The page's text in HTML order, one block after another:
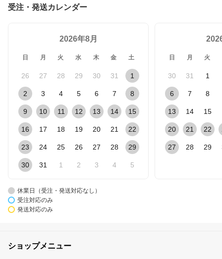
張り 靴 ソール リペア
受注・発送カレンダー
2026年8月
日 月 火 水 木 金 土
26 27 28 29 30 31 1
2 3 4 5 6 7 8
9 10 11 12 13 14 15
16 17 18 19 20 21 22
23 24 25 26 27 28 29
30 31 1 2 3 4 5
日 月 火
30 31 1
6 7 8
13 14 15
20 21 22
27 28 29
休業日（受注・発送対応なし）
受注対応のみ
発送対応のみ
ショップメニュー